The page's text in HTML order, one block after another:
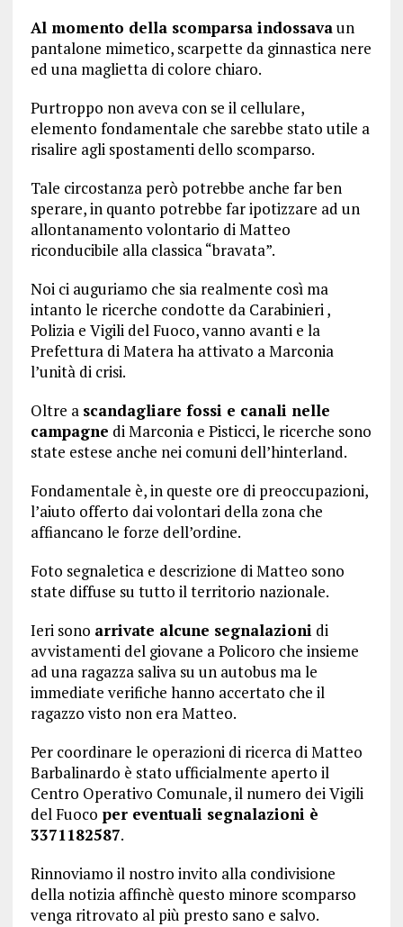
Al momento della scomparsa indossavaun
pantalone mimetico, scarpette da ginnastica nere
ed una maglietta di colore chiaro.
Purtroppo non aveva con se il cellulare,
elemento fondamentale che sarebbe stato utile a
risalire agli spostamenti dello scomparso.
Tale circostanza però potrebbe anche far ben
sperare, in quanto potrebbe far ipotizzare ad un
allontanamento volontario di Matteo
riconducibile alla classica “bravata”.
Noi ci auguriamo che sia realmente così ma
intanto le ricerche condotte da Carabinieri ,
Polizia e Vigili del Fuoco, vanno avanti e la
Prefettura di Matera ha attivato a Marconia
l’unità di crisi.
Oltre a scandagliare fossi e canali nelle
campagne di Marconia e Pisticci, le ricerche sono
state estese anche nei comuni dell’hinterland.
Fondamentale è, in queste ore di preoccupazioni,
l’aiuto offerto dai volontari della zona che
affiancano le forze dell’ordine.
Foto segnaletica e descrizione di Matteo sono
state diffuse su tutto il territorio nazionale.
Ieri sono arrivate alcune segnalazioni di
avvistamenti del giovane a Policoro che insieme
ad una ragazza saliva su un autobus ma le
immediate verifiche hanno accertato che il
ragazzo visto non era Matteo.
Per coordinare le operazioni di ricerca di Matteo
Barbalinardo è stato ufficialmente aperto il
Centro Operativo Comunale, il numero dei Vigili
del Fuoco per eventuali segnalazioni è
3371182587.
Rinnoviamo il nostro invito alla condivisione
della notizia affinchè questo minore scomparso
venga ritrovato al più presto sano e salvo.